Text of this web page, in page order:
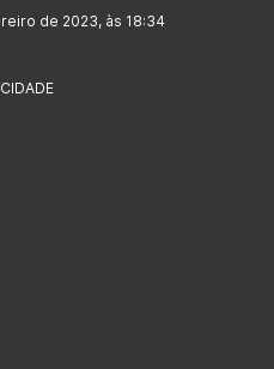
de 2023, às 18:34